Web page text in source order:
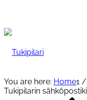
You are here: Home1 /
Tukipilarin